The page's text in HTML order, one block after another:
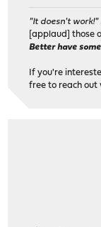
"It doesn't
[applaud] those
Better have
If you're
free to reach out